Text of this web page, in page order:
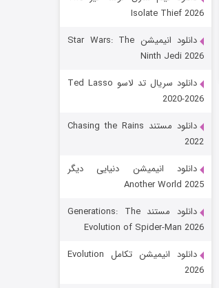
رویایی برای تو
قسمت
Isolate Thief 2026
دانلود انیمیشن Star Wars: The
Ninth Jedi 2026
دانلود سریال تد لاسو Ted Lasso
2020-2026
دانلود مستند Chasing the Rains
2022
دانلود انیمیشن دنیایی دیگر
Another World 2025
دانلود مستند Generations: The
Evolution of Spider-Man 2026
دانلود انیمیشن تکامل Evolution
2026